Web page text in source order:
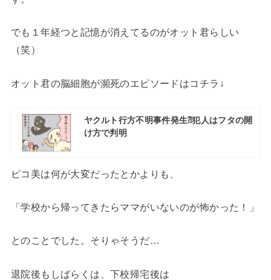
でも１年経つと記憶が消えてるのがオット君らしい
（笑）
オット君の脳細胞が瀕死のエピソードはコチラ↓
ヤクルト行方不明事件発生⁈犯人はフタの開
け方で判明
ピコ美は何が大変だったとかよりも、
「学校から帰ってきたらママがいないのが怖かった！」
とのことでした。そりゃそうだ…
退院後もしばらくは、下校帰宅後は